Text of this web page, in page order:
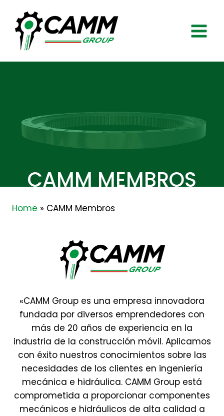
contenido
CAMM MEMBROS
Home » CAMM Membros
«CAMM Group es una empresa innovadora
fundada por diversos emprendedores con
más de 20 años de experiencia en la
industria de la construcción móvil. Aplicamos
con éxito nuestros conocimientos sobre las
necesidades de los clientes en ingeniería
mecánica e hidráulica. CAMM Group está
comprometida a proporcionar componentes
mecánicos e hidráulicos de alta calidad a